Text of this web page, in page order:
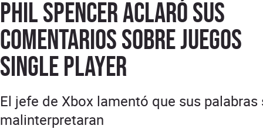
Phil Spencer aclaró sus
comentarios sobre juegos
single player
El jefe de Xbox lamentó que sus palabras
malinterpretaran